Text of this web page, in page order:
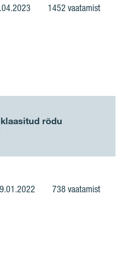
1452 vaatamist
rõdu
738 vaatamist